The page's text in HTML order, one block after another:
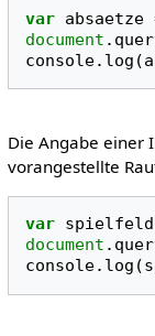
var absaetze
document .
console. log (
Die Angabe einer
vorangestellte
var
document .
console. log (